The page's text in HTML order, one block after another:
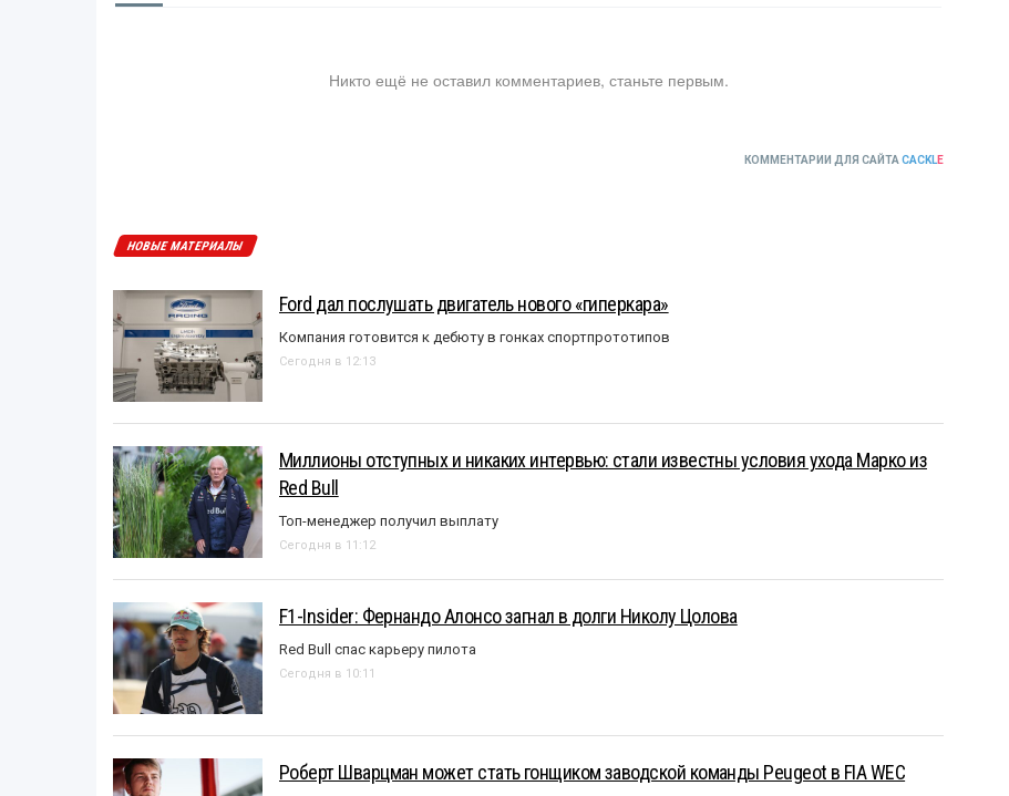
Никто ещё не оставил комментариев, станьте первым.
КОММЕНТАРИИ ДЛЯ САЙТА CACKLE
НОВЫЕ МАТЕРИАЛЫ
Ford дал послушать двигатель нового «гиперкара»
Компания готовится к дебюту в гонках спортпрототипов
Сегодня в 12:13
Миллионы отступных и никаких интервью: стали известны условия ухода Марко из
Red Bull
Топ-менеджер получил выплату
Сегодня в 11:12
F1-Insider: Фернандо Алонсо загнал в долги Николу Цолова
Red Bull спас карьеру пилота
Сегодня в 10:11
Роберт Шварцман может стать гонщиком заводской команды Peugeot в FIA WEC